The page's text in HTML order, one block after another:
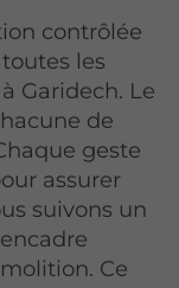
contrôlée
les
Garidech. Le
de
geste
assurer
suivons un
Ce